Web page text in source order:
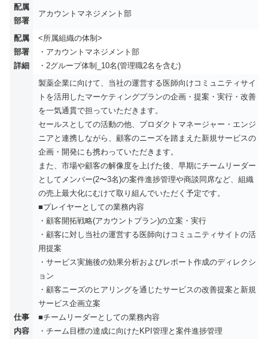
配属
部署
アカウントマネジメント部
配属
部署
詳細
<所属組織の体制>
・アカウントマネジメント部
・2グループ体制_10名(管理職2名を含む)
仕事
内容
製薬企業に向けて、当社の運営する医師向けコミュニティサイ
トを活用したマーケティングプランの企画・提案・実行・改善
を一気通貫で担っていただきます。
セールスとしての活動の他、プロダクトマネージャー・エンジ
ニアと連携しながら、顧客のニーズを踏まえた新規サービスの
企画・開発にも携わっていただきます。
また、市場や顧客の解像度を上げた後、早期にチームリーダー
としてメンバー(2〜3名)の案件進捗管理や商談同席など、組織
の売上最大化にむけて取り組んでいただく予定です。
■プレイヤーとしての業務内容
・顧客開拓戦略(アカウントプラン)の立案・実行
・顧客に対し当社の運営する医師向けコミュニティサイトの活
用提案
・サービス実施後の効果分析およびレポート作成のディレクシ
ョン
・顧客ニーズのヒアリングを通じたサービスの改善提案と新規
サービス企画立案
■チームリーダーとしての業務内容
・チーム目標の達成に向けたKPI管理と案件進捗管理